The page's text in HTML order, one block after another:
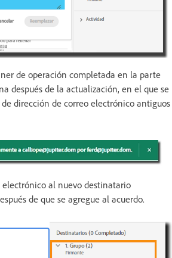
de operación completada en la parte
después de la actualización, en el que se
dirección de correo electrónico antiguos
electrónico al nuevo destinatario
de que se agregue al acuerdo.